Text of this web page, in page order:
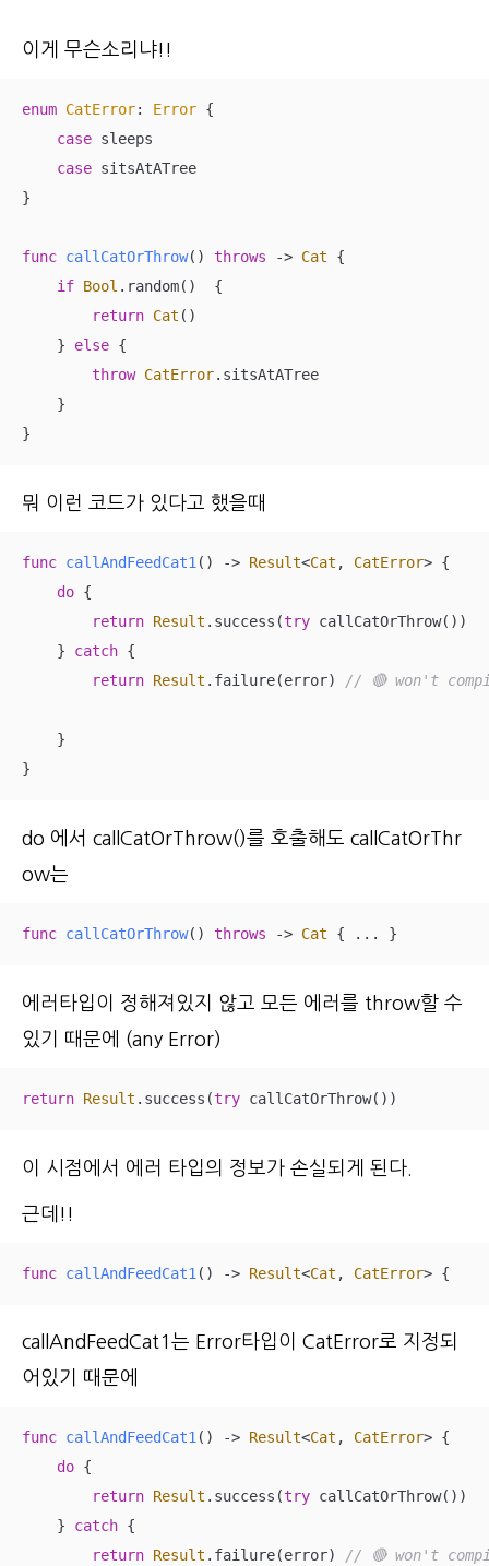
이게 무슨소리냐!!
enum CatError: Error {
case sleeps
case sitsAtATree
}
func callCatOrThrow() throws -> Cat {
if Bool .random()  {
return Cat ()
    }
else {
throw CatError.sitsAtATree
    }
}
뭐 이런 코드가 있다고 했을때
func callAndFeedCat1 () -> Result<Cat , CatError> {
do {
return Result .success(try callCatOrThrow())
    }
catch {
return Result .failure(error) // 🔴 won't
    }
}
do 에서 callCatOrThrow()를 호출해도 callCatOrThr
ow는
func callCatOrThrow() throws -> Cat { ... }
에러타입이 정해져있지 않고 모든 에러를 throw할 수
있기 때문에 (any Error)
return Result .success(try callCatOrThrow())
이 시점에서 에러 타입의 정보가 손실되게 된다.
근데!!
func callAndFeedCat1 () -> Result<Cat , CatError> {
callAndFeedCat1는 Error타입이 CatError로 지정되
어있기 때문에
func callAndFeedCat1() -> Result<Cat , CatError> {
do {
return Result .success(try callCatOrThrow())
    }
catch {
return Result .failure(error) // 🔴 won't